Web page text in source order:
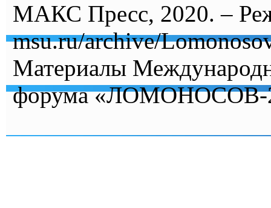
МАКС Пресс, 2020. –
msu.ru/archive/
Материалы
форума «ЛОМОНОСОВ-